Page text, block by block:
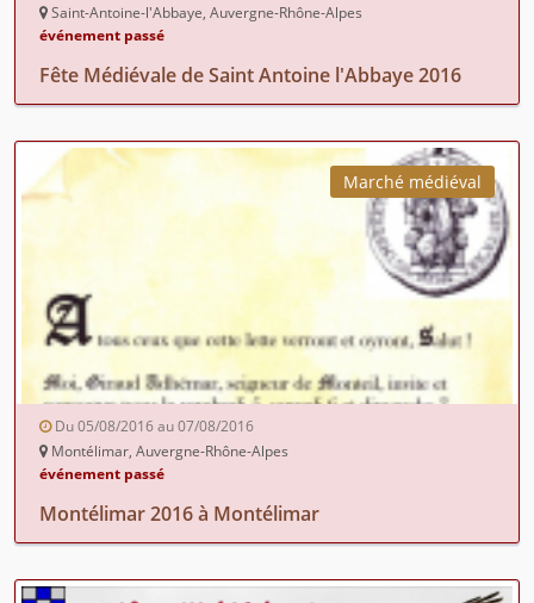
Saint-Antoine-l'Abbaye, Auvergne-Rhône-Alpes
événement passé
Fête Médiévale de Saint Antoine l'Abbaye 2016
Marché médiéval
Du 05/08/2016 au 07/08/2016
Montélimar, Auvergne-Rhône-Alpes
événement passé
Montélimar 2016 à Montélimar